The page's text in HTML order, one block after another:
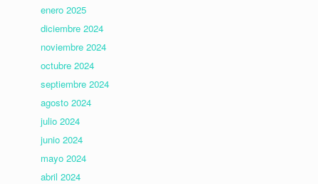
enero 2025
diciembre 2024
noviembre 2024
octubre 2024
septiembre 2024
agosto 2024
julio 2024
junio 2024
mayo 2024
abril 2024